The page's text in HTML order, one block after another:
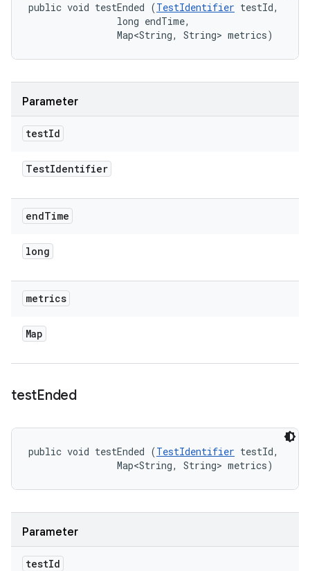
public void testEnded (TestIdentifier testId,
                long endTime,
                Map<String, String> metrics)
Parameter
testId
TestIdentifier
endTime
long
metrics
Map
testEnded
public void testEnded (TestIdentifier testId,
                Map<String, String> metrics)
Parameter
testId